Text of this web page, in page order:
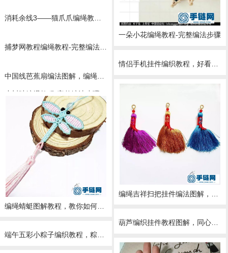
一朵小花编绳教程-完整编法步骤
小树叶编绳教程-完整编法步骤
捕梦网教程编绳教程-完整编法步骤
情侣手机挂件编织教程，好看的手机挂件编绳教程
编绳蜻蜓图解教程，教你如何用红绳子编蜻蜓
葫芦编织挂件教程图解，同心结包挂编绳教程
端午五彩小粽子编织教程，粽子小挂件编法